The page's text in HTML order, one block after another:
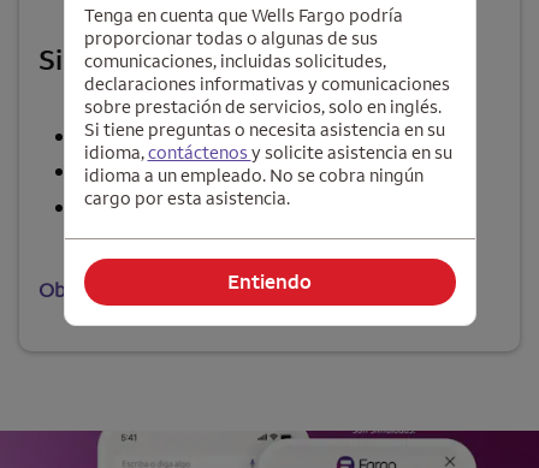
Sincronice cuentas conQuicken
Cuadre fácilmente sus cuentas
Pague cuentas y haga transferencias
Lleve un registro de sus gastos
Obtenga los detalles >
Tenga en cuenta que Wells Fargo podría
proporcionar todas o algunas de sus
comunicaciones, incluidas solicitudes,
declaraciones informativas y comunicaciones
sobre prestación de servicios, solo en inglés.
Si tiene preguntas o necesita asistencia en su
idioma,contáctenosy solicite asistencia en su
idioma a un empleado. No se cobra ningún
cargo por esta asistencia.
Entiendo